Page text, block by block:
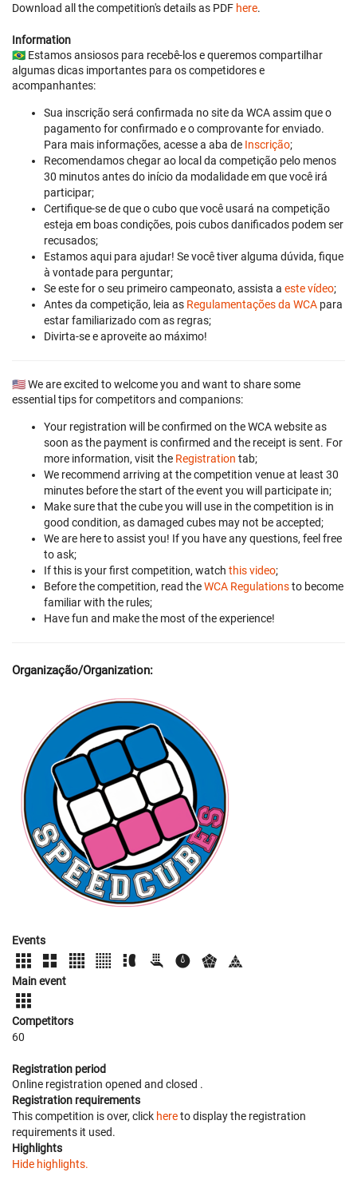
Download all the competition's details as PDF here.
Information
🇧🇷 Estamos ansiosos para recebê-los e queremos compartilhar
algumas dicas importantes para os competidores e
acompanhantes:
Sua inscrição será confirmada no site da WCA assim que o
pagamento for confirmado e o comprovante for enviado.
Para mais informações, acesse a aba de Inscrição;
Recomendamos chegar ao local da competição pelo menos
30 minutos antes do início da modalidade em que você irá
participar;
Certifique-se de que o cubo que você usará na competição
esteja em boas condições, pois cubos danificados podem ser
recusados;
Estamos aqui para ajudar! Se você tiver alguma dúvida, fique
à vontade para perguntar;
Se este for o seu primeiro campeonato, assista a este vídeo;
Antes da competição, leia as Regulamentações da WCA para
estar familiarizado com as regras;
Divirta-se e aproveite ao máximo!
🇺🇸 We are excited to welcome you and want to share some
essential tips for competitors and companions:
Your registration will be confirmed on the WCA website as
soon as the payment is confirmed and the receipt is sent. For
more information, visit the Registration tab;
We recommend arriving at the competition venue at least 30
minutes before the start of the event you will participate in;
Make sure that the cube you will use in the competition is in
good condition, as damaged cubes may not be accepted;
We are here to assist you! If you have any questions, feel free
to ask;
If this is your first competition, watch this video;
Before the competition, read theWCA Regulationsto become
familiar with the rules;
Have fun and make the most of the experience!
Organização/Organization:
Events
Main event
Competitors
60
Registration period
Online registration opened and closed .
Registration requirements
This competition is over, click hereto display the registration
requirements it used.
Highlights
Hide highlights.